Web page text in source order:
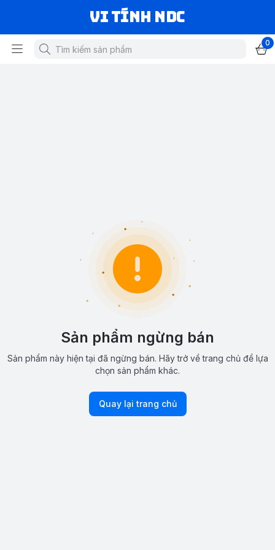
VI TÍNH NDC
0
Sản phẩm ngừng bán
Sản phẩm này hiện tại đã ngừng bán. Hãy trở về trang chủ để lựa
chọn sản phẩm khác.
Quay lại trang chủ